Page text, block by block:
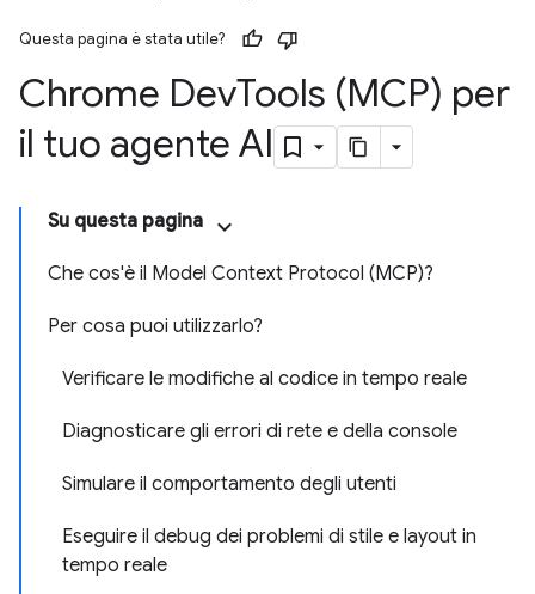
Questa pagina è stata utile?
Chrome DevTools (MCP) per
il tuo agente AI
Su questa pagina
Che cos'è il Model Context Protocol (MCP)?
Per cosa puoi utilizzarlo?
Verificare le modifiche al codice in tempo reale
Diagnosticare gli errori di rete e della console
Simulare il comportamento degli utenti
Eseguire il debug dei problemi di stile e layout in
tempo reale